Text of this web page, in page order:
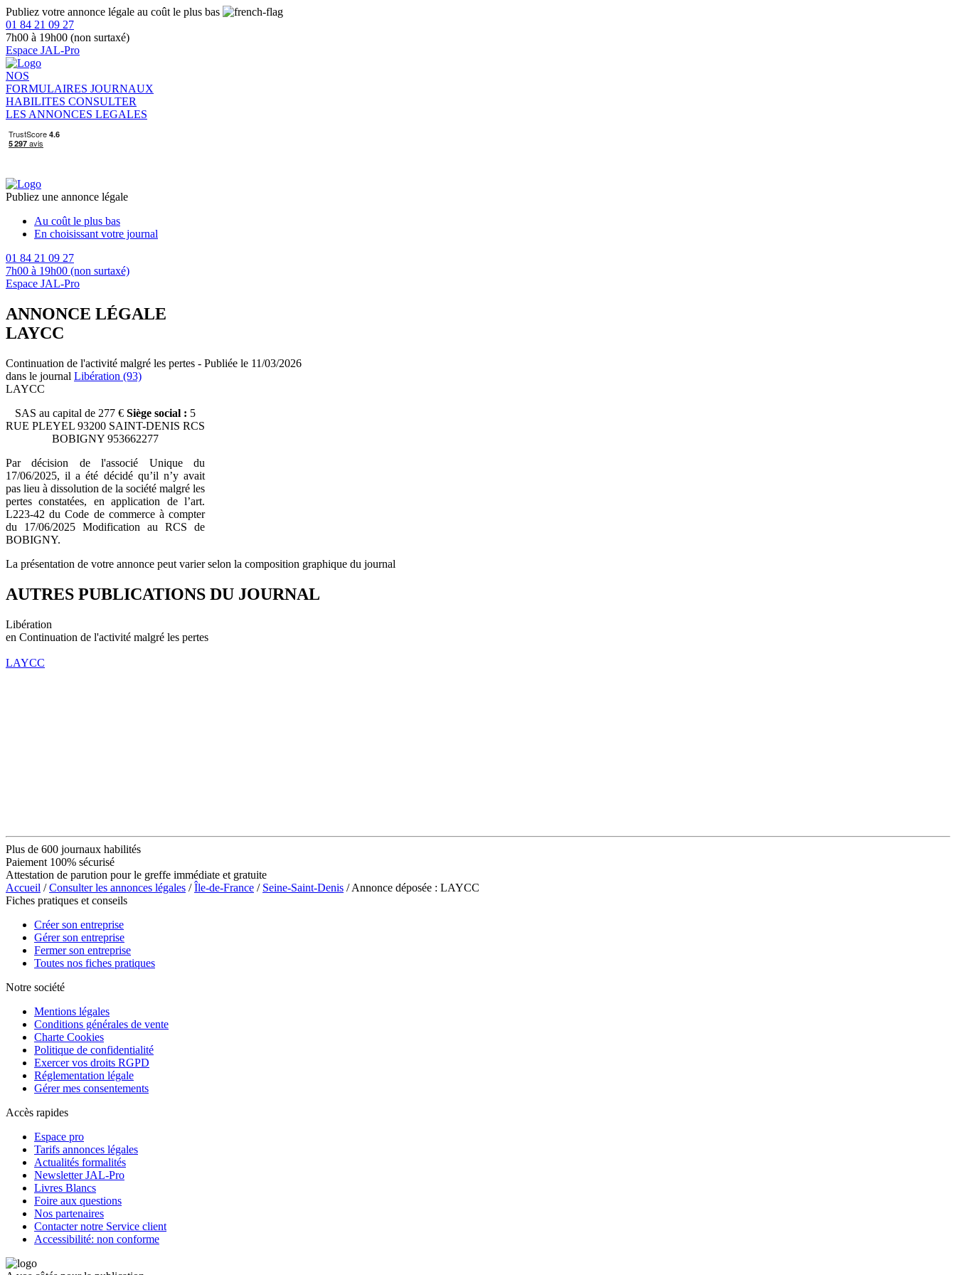
Publiez votre annonce légale au coût le plus bas
01 84 21 09 27
7h00 à 19h00 (non surtaxé)
Espace JAL-Pro
NOS
FORMULAIRES JOURNAUX
HABILITES CONSULTER
LES ANNONCES LEGALES
Publiez une annonce légale
Au coût le plus bas
En choisissant votre journal
01 84 21 09 27
7h00 à 19h00 (non surtaxé)
Espace JAL-Pro
ANNONCE LÉGALE
LAYCC
Continuation de l'activité malgré les pertes - Publiée le 11/03/2026
dans le journal Libération (93)
LAYCC
SAS au capital de 277 € Siège social : 5
RUE PLEYEL 93200 SAINT-DENIS RCS
BOBIGNY 953662277
Par décision de l'associé Unique du
17/06/2025, il a été décidé qu’il n’y avait
pas lieu à dissolution de la société malgré les
pertes constatées, en application de l’art.
L223-42 du Code de commerce à compter
du 17/06/2025 Modification au RCS de
BOBIGNY.
La présentation de votre annonce peut varier selon la composition graphique du journal
AUTRES PUBLICATIONS DU JOURNAL
Libération
en Continuation de l'activité malgré les pertes
LAYCC
Plus de 600 journaux habilités
Paiement 100% sécurisé
Attestation de parution pour le greffe immédiate et gratuite
Accueil /Consulter les annonces légales /Île-de-France / Seine-Saint-Denis / Annonce déposée : LAYCC
Fiches pratiques et conseils
Créer son entreprise
Gérer son entreprise
Fermer son entreprise
Toutes nos fiches pratiques
Notre société
Mentions légales
Conditions générales de vente
Charte Cookies
Politique de confidentialité
Exercer vos droits RGPD
Réglementation légale
Gérer mes consentements
Accès rapides
Espace pro
Tarifs annonces légales
Actualités formalités
Newsletter JAL-Pro
Livres Blancs
Foire aux questions
Nos partenaires
Contacter notre Service client
Accessibilité: non conforme